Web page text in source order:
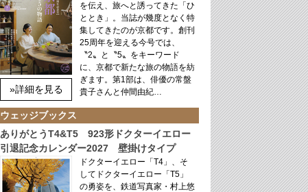
»詳細を見る
を伝え、旅へと誘ってきた「ひ
ととき」。当誌が幾度となく特
集してきたのが京都です。創刊
25周年を迎える今号では、
〝2〟と〝5〟をキーワード
に、京都で新たな旅の物語を紡
ぎます。第1部は、俳優の常盤
貴子さんと仲間由紀…
ウェッジブックス
ありがとうT4&T5 923形ドクターイエロー
引退記念カレンダー2027 壁掛けタイプ
ドクターイエロー「T4」、そ
してドクターイエロー「T5」
の勇姿を、鉄道写真家・村上悠